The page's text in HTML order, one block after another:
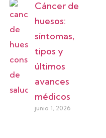
Cáncer de
huesos:
síntomas,
tipos y
últimos
avances
médicos
junio 1, 2026